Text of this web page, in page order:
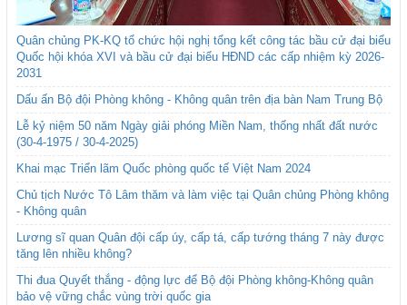
Quân chủng PK-KQ tổ chức hội nghị tổng kết công tác bầu cử đại biểu
Quốc hội khóa XVI và bầu cử đại biểu HĐND các cấp nhiệm kỳ 2026-
2031
Dấu ấn Bộ đội Phòng không - Không quân trên địa bàn Nam Trung Bộ
Lễ kỷ niệm 50 năm Ngày giải phóng Miền Nam, thống nhất đất nước
(30-4-1975 / 30-4-2025)
Khai mạc Triển lãm Quốc phòng quốc tế Việt Nam 2024
Chủ tịch Nước Tô Lâm thăm và làm việc tại Quân chủng Phòng không
- Không quân
Lương sĩ quan Quân đội cấp úy, cấp tá, cấp tướng tháng 7 này được
tăng lên nhiều không?
Thi đua Quyết thắng - động lực để Bộ đội Phòng không-Không quân
bảo vệ vững chắc vùng trời quốc gia